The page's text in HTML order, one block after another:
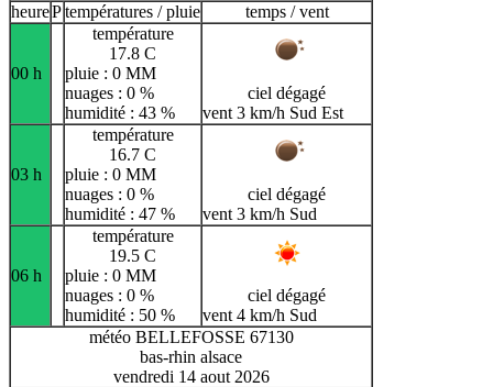
heurePtempératures / pluie temps / vent
00 h
température
17.8 C
pluie : 0 MM
nuages : 0 %
humidité : 43 %
ciel dégagé
vent 3 km/h Sud Est
03 h
température
16.7 C
pluie : 0 MM
nuages : 0 %
humidité : 47 %
ciel dégagé
vent 3 km/h Sud
06 h
température
19.5 C
pluie : 0 MM
nuages : 0 %
humidité : 50 %
ciel dégagé
vent 4 km/h Sud
météo BELLEFOSSE 67130
bas-rhin alsace
vendredi 14 aout 2026